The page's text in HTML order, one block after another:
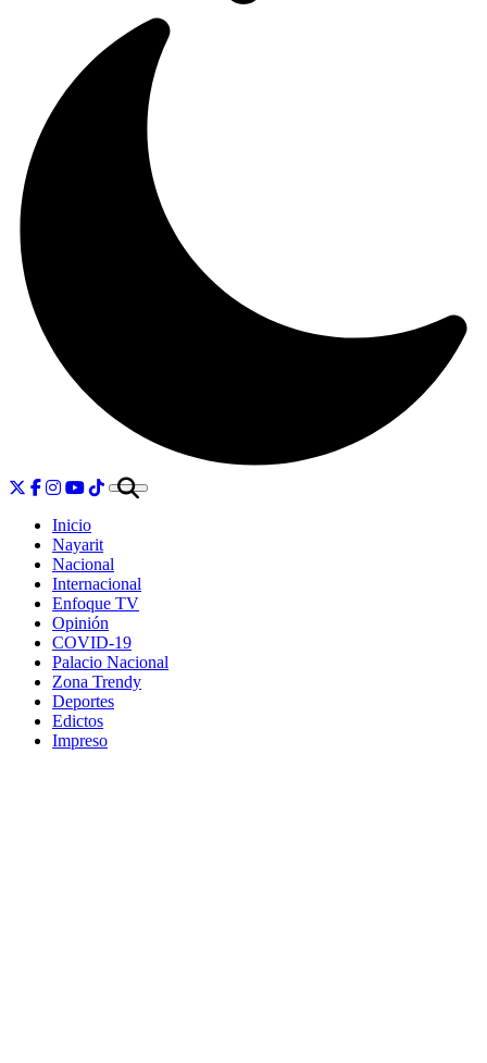
Inicio
Nayarit
Nacional
Internacional
Enfoque TV
Opinión
COVID-19
Palacio Nacional
Zona Trendy
Deportes
Edictos
Impreso